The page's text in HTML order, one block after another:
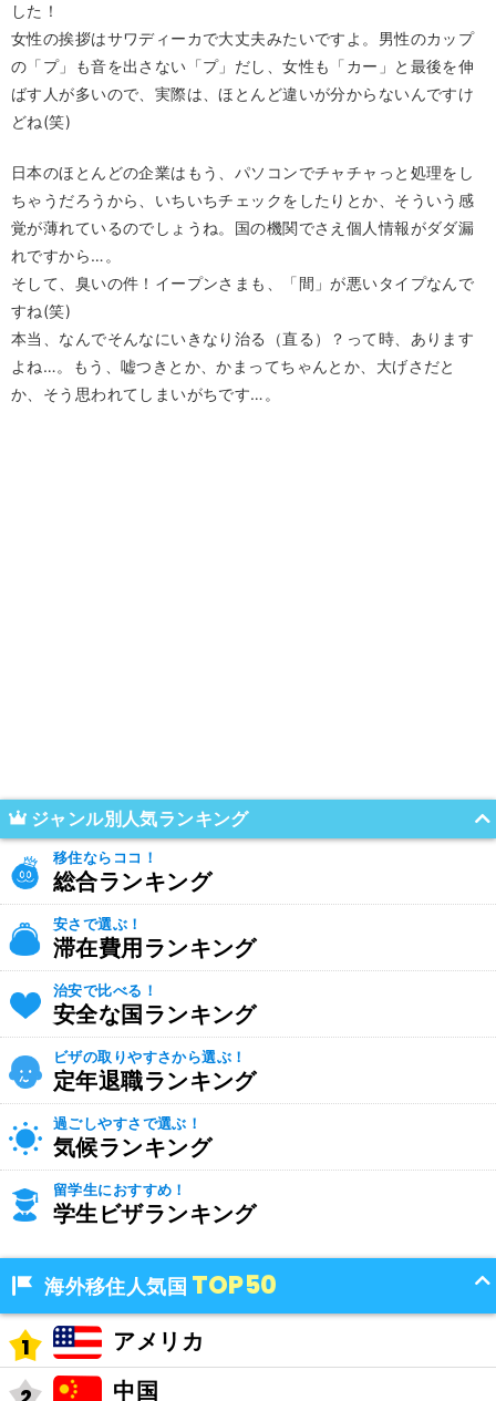
した！
女性の挨拶はサワディーカで大丈夫みたいですよ。男性のカップ
の「プ」も音を出さない「プ」だし、女性も「カー」と最後を伸
ばす人が多いので、実際は、ほとんど違いが分からないんですけ
どね(笑)
日本のほとんどの企業はもう、パソコンでチャチャっと処理をし
ちゃうだろうから、いちいちチェックをしたりとか、そういう感
覚が薄れているのでしょうね。国の機関でさえ個人情報がダダ漏
れですから…。
そして、臭いの件！イープンさまも、「間」が悪いタイプなんで
すね(笑)
本当、なんでそんなにいきなり治る（直る）？って時、あります
よね…。もう、嘘つきとか、かまってちゃんとか、大げさだと
か、そう思われてしまいがちです…。
ジャンル別人気ランキング
移住ならココ！
総合ランキング
安さで選ぶ！
滞在費用ランキング
治安で比べる！
安全な国ランキング
ビザの取りやすさから選ぶ！
定年退職ランキング
過ごしやすさで選ぶ！
気候ランキング
留学生におすすめ！
学生ビザランキング
海外移住人気国 TOP50
アメリカ
中国